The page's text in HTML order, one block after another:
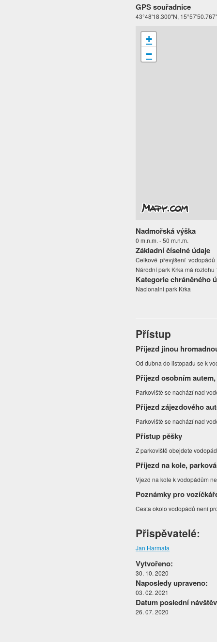
GPS souřadnice
43°48'18.300"N,
+
−
Nadmořská výška
0 m.n.m. - 50 m.n.m.
Základní číselné údaje
Celkové převýšení
Národní park Krka má
Kategorie chráněného
Nacionalni park Krka
Přístup
Příjezd jinou
Od dubna do listopadu se k
Příjezd osobním
Parkoviště se nachází nad
Příjezd zájezdového
Parkoviště se nachází nad
Přístup pěšky
Z parkoviště obejdete
Příjezd na kole,
Vjezd na kole k vodopádům
Poznámky pro
Cesta okolo vodopádů není
Přispěvatelé:
Jan Harmata
Vytvořeno:
30. 10. 2020
Naposledy upraveno:
03. 02. 2021
Datum poslední
26. 07. 2020